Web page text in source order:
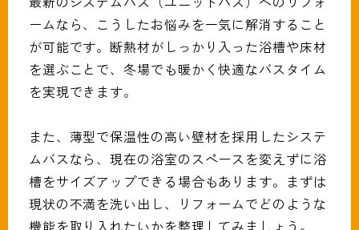
ームなら、こうしたお悩みを一気に解消すること
が可能です。断熱材がしっかり入った浴槽や床材
を選ぶことで、冬場でも暖かく快適なバスタイム
を実現できます。
また、薄型で保温性の高い壁材を採用したシステ
ムバスなら、現在の浴室のスペースを変えずに浴
槽をサイズアップできる場合もあります。まずは
現状の不満を洗い出し、リフォームでどのような
機能を取り入れたいかを整理してみましょう。